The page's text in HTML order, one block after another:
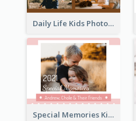
Daily Life Kids Photo Book
Special Memories Kids Photo Book